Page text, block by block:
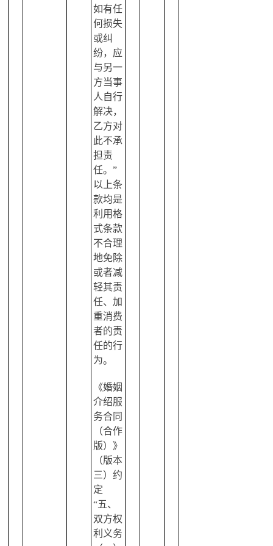
如有任
何损失
或纠
纷，应
与另一
方当事
人自行
解决，
乙方对
此不承
担责
任。”
以上条
款均是
利用格
式条款
不合理
地免除
或者减
轻其责
任、加
重消费
者的责
任的行
为。
《婚姻
介绍服
务合同
（合作
版）》
（版本
三）约
定
“五、
双方权
利义务